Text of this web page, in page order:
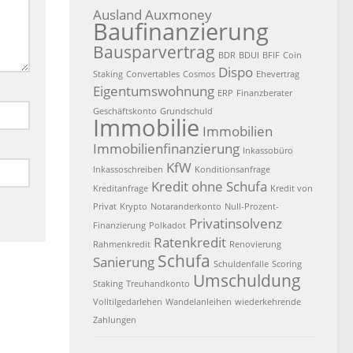
Ausland Auxmoney
Baufinanzierung
Bausparvertrag BDR BDUI BFIF Coin
Staking Convertables Cosmos Dispo Ehevertrag
Eigentumswohnung ERP Finanzberater
Geschäftskonto Grundschuld
Immobilie Immobilien
Immobilienfinanzierung Inkassobüro
Inkassoschreiben KfW Konditionsanfrage
Kreditanfrage Kredit ohne Schufa Kredit von
Privat Krypto Notaranderkonto Null-Prozent-
Finanzierung Polkadot Privatinsolvenz
Rahmenkredit Ratenkredit Renovierung
Sanierung Schufa Schuldenfalle Scoring
Staking Treuhandkonto Umschuldung
Volltilgedarlehen Wandelanleihen wiederkehrende
Zahlungen